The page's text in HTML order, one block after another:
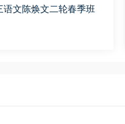
文陈焕文二轮春季班